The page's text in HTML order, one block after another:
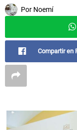
Por Noemí
Compartir en